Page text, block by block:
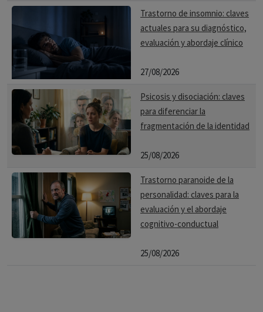
Trastorno de insomnio: claves
actuales para su diagnóstico,
evaluación y abordaje clínico
27/08/2026
Psicosis y disociación: claves
para diferenciar la
fragmentación de la identidad
25/08/2026
Trastorno paranoide de la
personalidad: claves para la
evaluación y el abordaje
cognitivo-conductual
25/08/2026